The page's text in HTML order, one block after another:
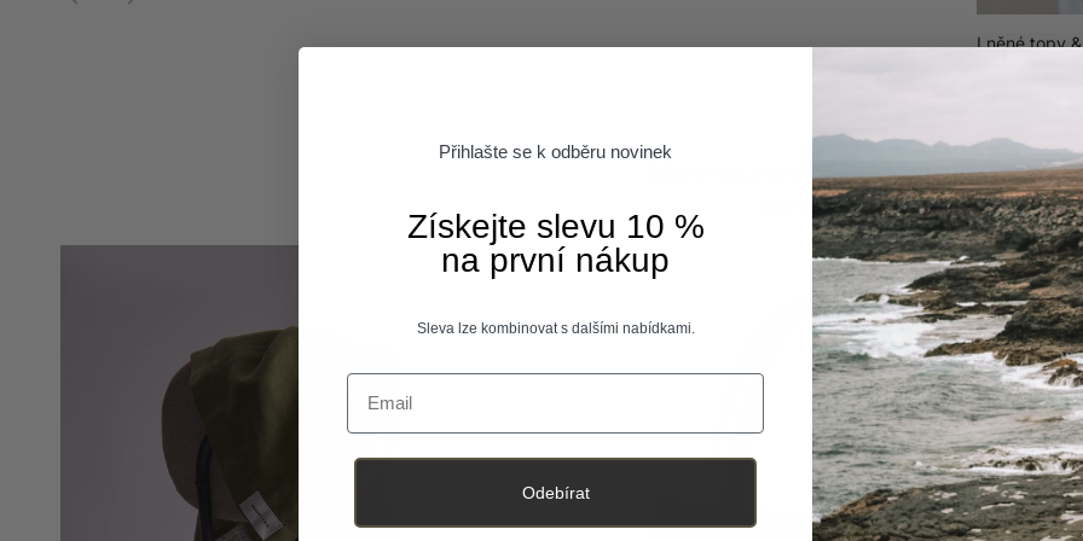
Lněné topy
Vlněné
Flanelové
Předchozí Malé kousky, velká změna. Další
Zobrazit vše
Přihlašte se k odběru novinek
Získejte slevu 10 %
na první nákup
Sleva lze kombinovat s dalšími nabídkami.
Email
Odebírat